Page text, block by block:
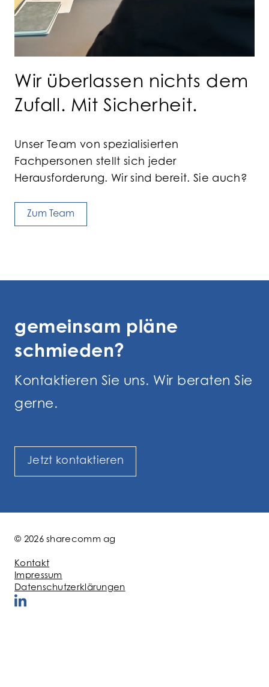
Wir überlassen nichts dem
Zufall. Mit Sicherheit.
Unser Team von spezialisierten
Fachpersonen stellt sich jeder
Herausforderung. Wir sind bereit. Sie auch?
Zum Team
gemeinsam pläne
schmieden?
Kontaktieren Sie uns. Wir beraten Sie
gerne.
Jetzt kontaktieren
© 2026 sharecomm ag
Kontakt
Impressum
Datenschutzerklärungen